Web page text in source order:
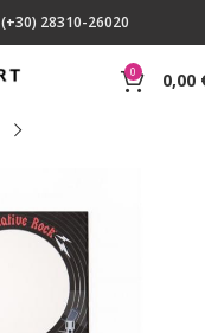
(+30) 28310-26020
0 0,00